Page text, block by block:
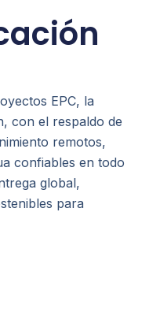
EPC, la
con el respaldo de
remotos,
confiables en todo
global,
para